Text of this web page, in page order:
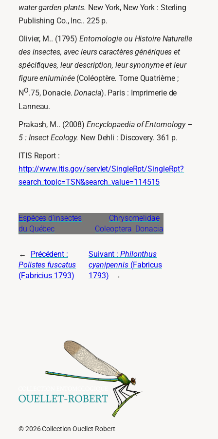
water garden plants. New York, New York : Sterling
Publishing Co., Inc.. 225 p.
Olivier, M.. (1795) Entomologie ou Histoire Naturelle
des insectes, avec leurs caractères génériques et
spécifiques, leur description, leur synonyme et leur
figure enluminée (Coléoptère.Tome Quatrième ;
NO.75, Donacie.Donacia). Paris : Imprimerie de
Lanneau.
Prakash, M.. (2008) Encyclopaedia of Entomology –
5 : Insect Ecology. New Dehli : Discovery. 361 p.
ITIS Report :
http://www.itis.gov/servlet/SingleRpt/SingleRpt?
search_topic=TSN&search_value=114515
Espèces d’insectes
du Québec
Chrysomelidae
Coleoptera Donacia
←
Précédent :
Polistes fuscatus
(Fabricius 1793)
Suivant : Philonthus
cyanipennis(Fabricus
1793)
→
© 2026 Collection Ouellet-Robert